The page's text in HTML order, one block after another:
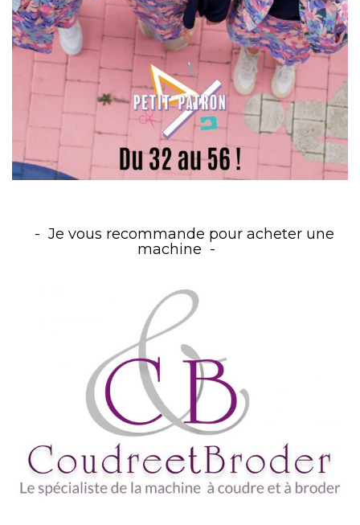
Je vous recommande pour acheter une
machine